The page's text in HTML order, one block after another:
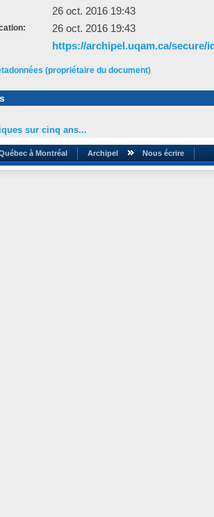
26 oct. 2016 19:43
26 oct. 2016 19:43
https://archipel.uqam.ca/secure/
(propriétaire du document)
sur cinq ans...
à Montréal Archipel Nous écrire